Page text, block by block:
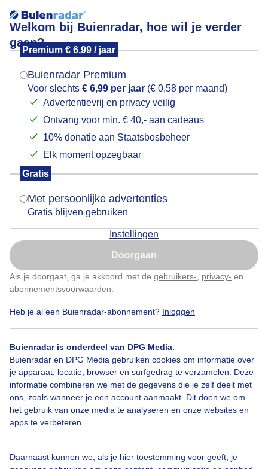
Welkom bij Buienradar, hoe wil je verder
gaan?
Premium € 6,99 / jaar
Buienradar Premium
Voor slechts € 6,99 per jaar (€ 0,58 per maand)
Advertentievrij en privacy veilig
Ontvang voor min. € 40,- aan cadeaus
10% donatie aan Staatsbosbeheer
Elk moment opzegbaar
Gratis
Met persoonlijke advertenties
Gratis blijven gebruiken
Instellingen
Doorgaan
Als je doorgaat, ga je akkoord met de gebruikers- privacy- en
abonnementsvoorwaarden
Heb je al een Buienradar-abonnement? Inloggen
Buienradar is onderdeel van DPG Media.
Buienradar en DPG Media gebruiken cookies om informatie over
je apparaat, locatie, browser en surfgedrag te verzamelen. Deze
informatie combineren we met de gegevens die je zelf deelt met
ons, zoals wanneer je een account aanmaakt. Dit doen we om
het gebruik van onze media te analyseren en onze websites en
apps te verbeteren.
Daarnaast kunnen we, als je hier toestemming voor geeft, je
Weerfoto's 11-7-2025 Barendrecht.
Door: Ed van der Padt
Bekijk slideshow
Mogen we je locatie gebruiken voor het
Indien je hier nog geen akkoord op hebt gegeven,
verschijnt er zo een pop-up uit je browser waarin
Is goed, toon de popup
Nu niet, misschien later
Klik hierom dit aan te passen